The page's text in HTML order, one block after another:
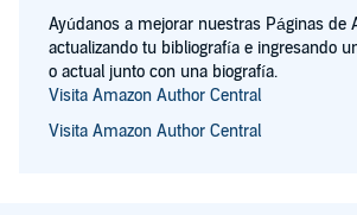
Ayúdanos a mejorar nuestras Páginas de
actualizando tu bibliografía e ingresando
o actual junto con una biografía.
Visita Amazon Author Central
Visita Amazon Author Central